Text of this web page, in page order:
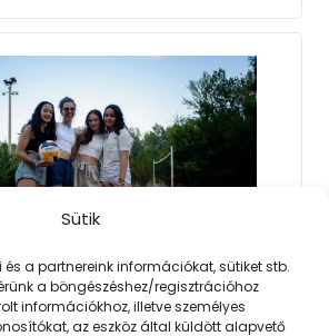
Sütik
a partnereink információkat, sütiket stb.
a böngészéshez/regisztrációhoz
információkhoz, illetve személyes
az eszköz által küldött alapvető